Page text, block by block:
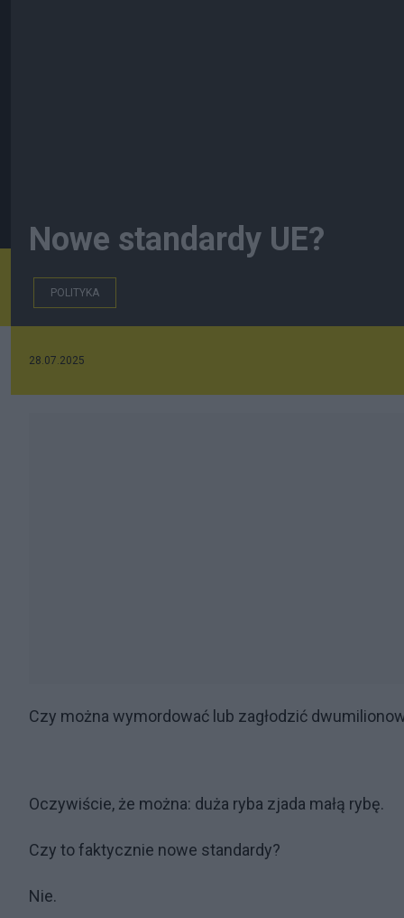
Nowe standardy UE?
POLITYKA
28.07.2025
Czy można wymordować lub zagłodzić
Oczywiście, że można: duża ryba zjada małą rybę.
Czy to faktycznie nowe standardy?
Nie.